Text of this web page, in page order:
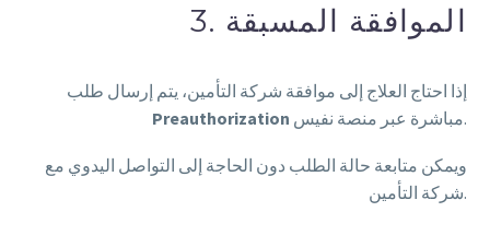
3. الموافقة المسبقة
إذا احتاج العلاج إلى موافقة شركة التأمين، يتم إرسال طلب
Preauthorization
مباشرة عبر منصة نفيس.
ويمكن متابعة حالة الطلب دون الحاجة إلى التواصل اليدوي مع
شركة التأمين.